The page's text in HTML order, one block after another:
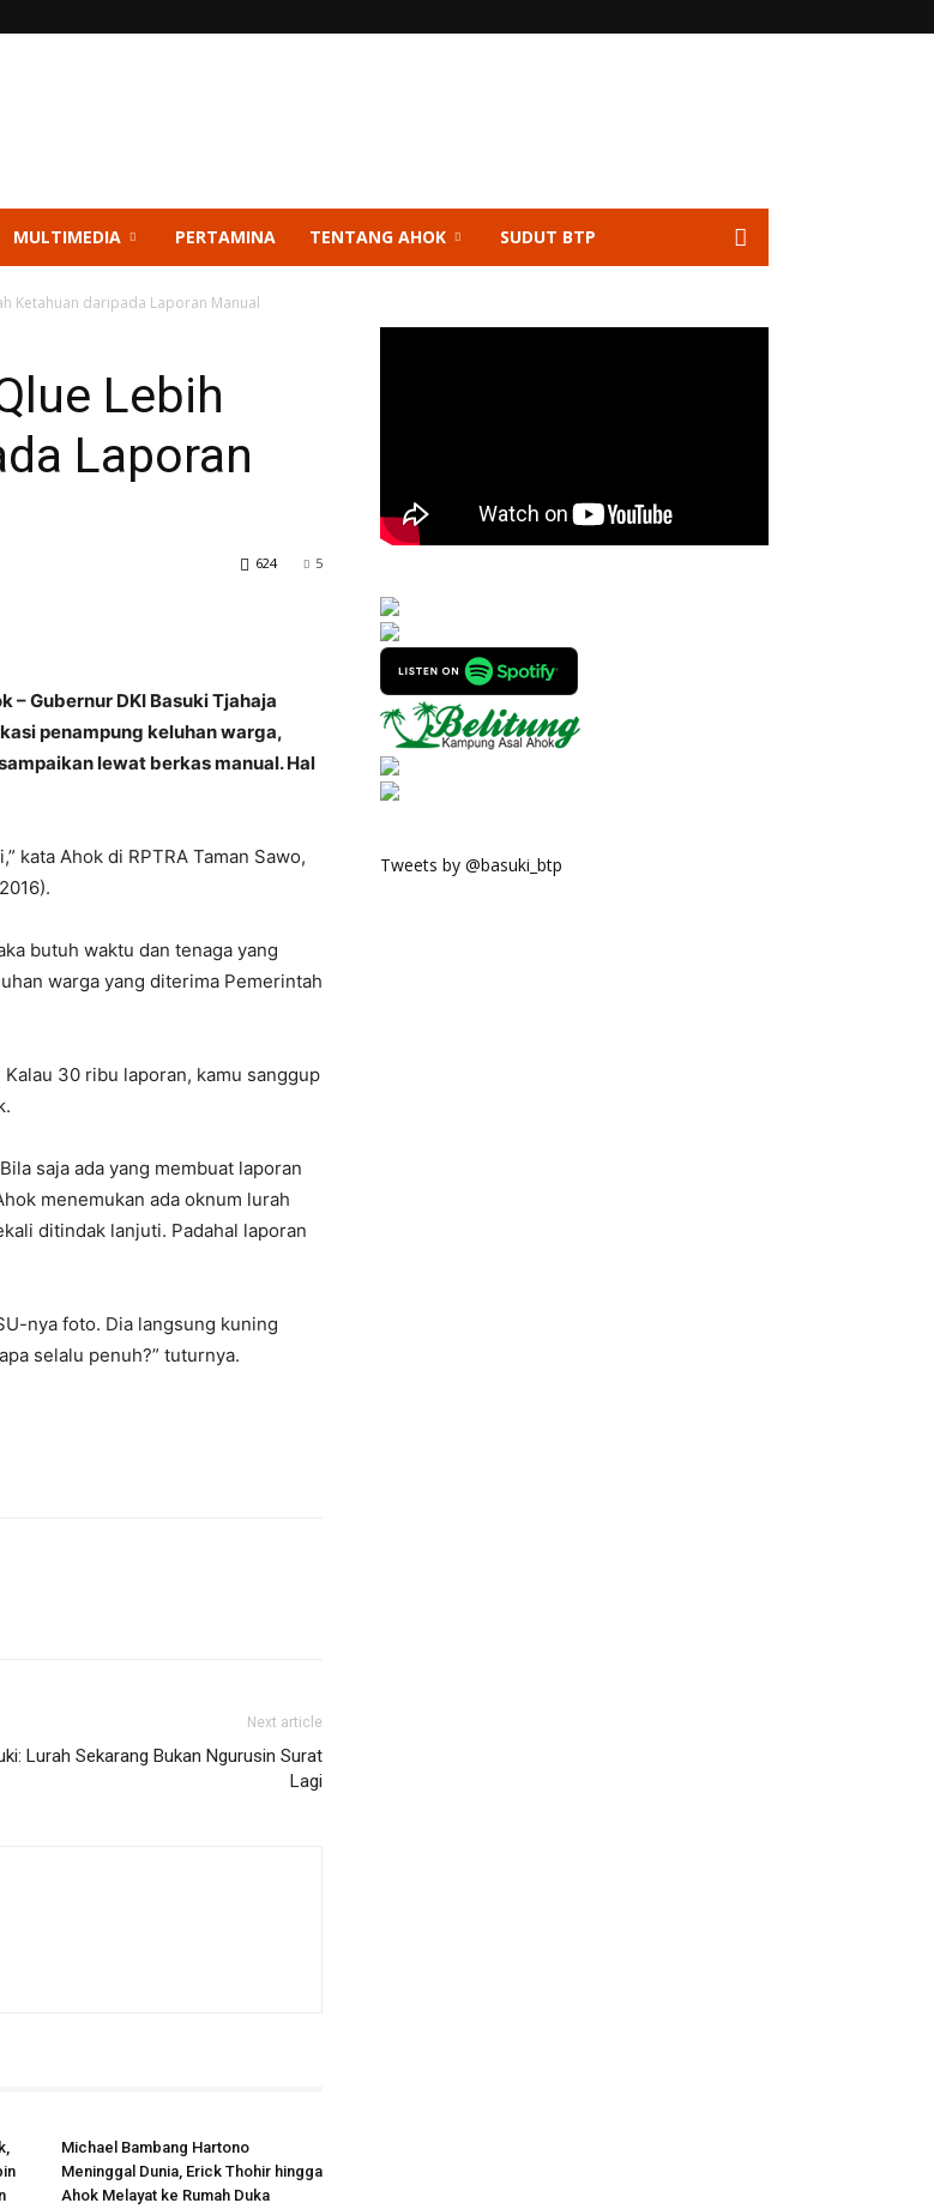
MULTIMEDIA PERTAMINA TENTANG AHOK SUDUT BTP
Ketahuan daripada Laporan Manual
Lebih
Laporan
5
624
– Gubernur DKI Basuki Tjahaja
penampung keluhan warga,
lewat berkas manual. Hal
kata Ahok di RPTRA Taman Sawo,
butuh waktu dan tenaga yang
warga yang diterima Pemerintah
30 ribu laporan, kamu sanggup
saja ada yang membuat laporan
menemukan ada oknum lurah
ditindak lanjuti. Padahal laporan
nya foto. Dia langsung kuning
selalu penuh?” tuturnya.
Next article
Lurah Sekarang Bukan Ngurusin Surat
Lagi
Michael Bambang Hartono
Meninggal Dunia, Erick Thohir hingga
Ahok Melayat ke Rumah Duka
Tweets by @basuki_btp